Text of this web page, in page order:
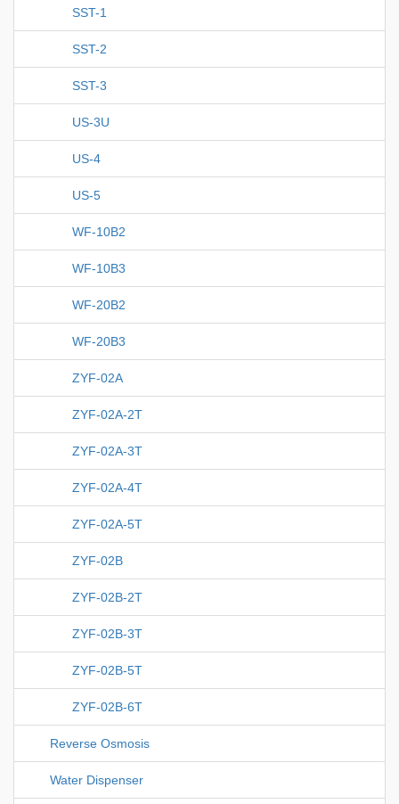
SST-1
SST-2
SST-3
US-3U
US-4
US-5
WF-10B2
WF-10B3
WF-20B2
WF-20B3
ZYF-02A
ZYF-02A-2T
ZYF-02A-3T
ZYF-02A-4T
ZYF-02A-5T
ZYF-02B
ZYF-02B-2T
ZYF-02B-3T
ZYF-02B-5T
ZYF-02B-6T
Reverse Osmosis
Water Dispenser